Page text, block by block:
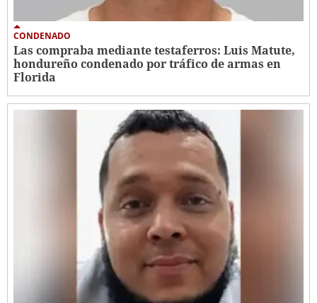
CONDENADO
Las compraba mediante testaferros: Luis Matute,
hondureño condenado por tráfico de armas en
Florida